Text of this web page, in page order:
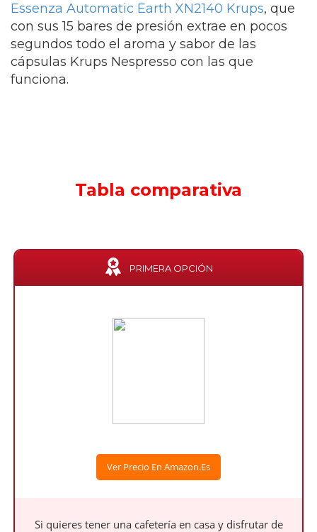
Essenza Automatic Earth XN2140 Krups, que
con sus 15 bares de presión extrae en pocos
segundos todo el aroma y sabor de las
cápsulas Krups Nespresso con las que
funciona.
Tabla comparativa
PRIMERA OPCIÓN
Ver Precio En Amazon.es
Si quieres tener una cafetería en casa y disfrutar de